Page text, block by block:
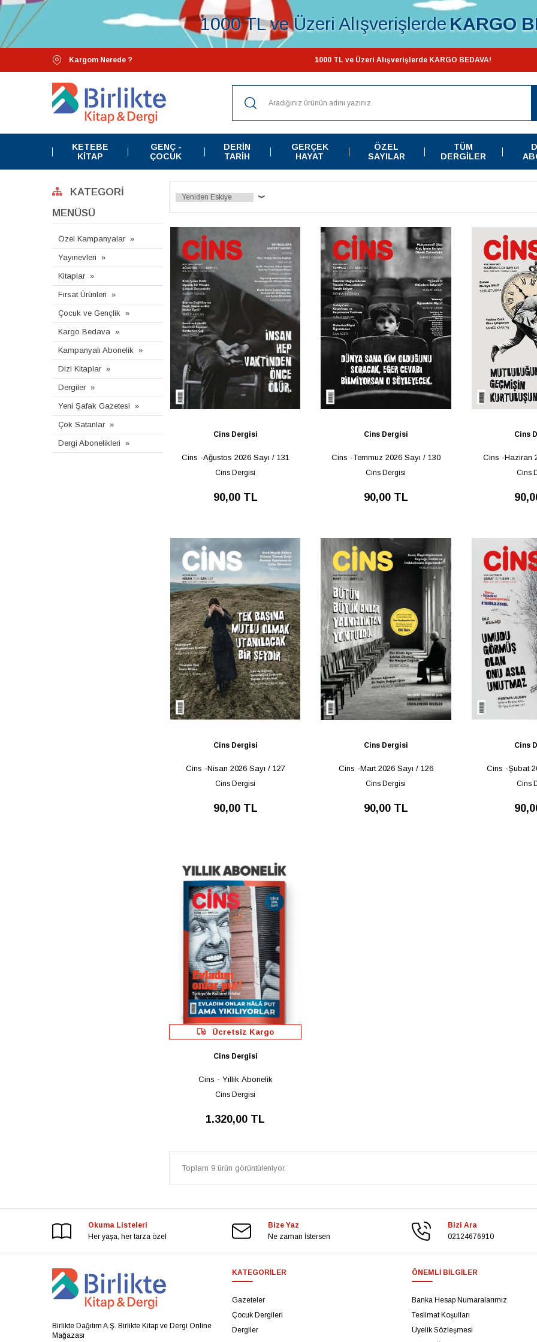
1000 TL ve Üzeri AlışverişlerdeKARGO
Kargom Nerede ? 1000 TL ve Üzeri Alışverişlerde KARGO BEDAVA!
KETEBE
KITAP
GENÇ -
ÇOCUK
DERIN
TARIH
GERÇEK
HAYAT
ÖZEL
SAYILAR
TÜM
DERGILER
KATEGORI
MENÜSÜ
Özel Kampanyalar
Yayınevleri
Kitaplar
Fırsat Ürünleri
Çocuk ve Gençlik
Kargo Bedava
Kampanyalı Abonelik
Dizi Kitaplar
Dergiler
Yeni Şafak Gazetesi
Çok Satanlar
Dergi Abonelikleri
Cins Dergisi
Cins -Ağustos 2026 Sayı / 131
Cins Dergisi
90,00 TL
Cins Dergisi
Cins -Temmuz 2026 Sayı / 130
Cins Dergisi
90,00 TL
Cins
Cins -Haziran
Cins
Cins Dergisi
Cins -Nisan 2026 Sayı / 127
Cins Dergisi
90,00 TL
Cins Dergisi
Cins -Mart 2026 Sayı / 126
Cins Dergisi
90,00 TL
Cins
Cins -Şubat
Cins
Ücretsiz Kargo
Cins Dergisi
Cins - Yıllık Abonelik
Cins Dergisi
1.320,00 TL
Toplam 9 ürün görüntüleniyor.
Okuma Listeleri
Her yaşa, her tarza özel
Bize Yaz
Ne zaman İstersen
Bizi Ara
02124676910
Birlikte Dağıtım A.Ş. Birlikte Kitap ve Dergi Online
Mağazası
KATEGORILER
Gazeteler
Çocuk Dergileri
Dergiler
ÖNEMLI BILGILER
Banka Hesap Numaralarımız
Teslimat Koşulları
Üyelik Sözleşmesi